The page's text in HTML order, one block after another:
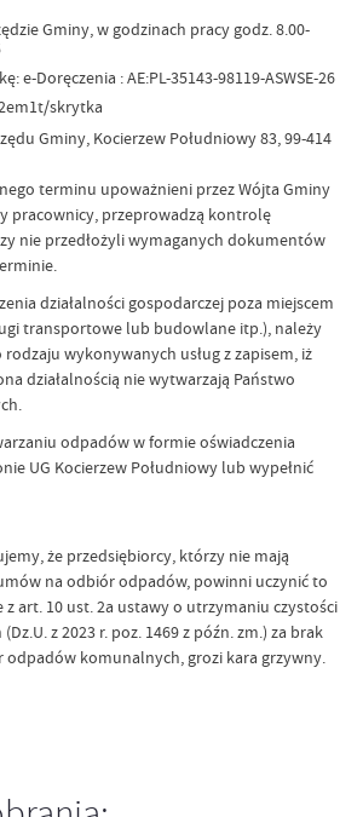
Gminy, w godzinach pracy godz. 8.00-
e-Doręczenia : AE:PL-35143-98119-ASWSE-26
skrytka
Gminy, Kocierzew Południowy 83, 99-414
terminu upoważnieni przez Wójta Gminy
pracownicy, przeprowadzą kontrolę
nie przedłożyli wymaganych dokumentów
działalności gospodarczej poza miejscem
transportowe lub budowlane itp.), należy
rodzaju wykonywanych usług z zapisem, iż
działalnością nie wytwarzają Państwo
odpadów w formie oświadczenia
UG Kocierzew Południowy lub wypełnić
że przedsiębiorcy, którzy nie mają
na odbiór odpadów, powinni uczynić to
z art. 10 ust. 2a ustawy o utrzymaniu czystości
z 2023 r. poz. 1469 z późn. zm.) za brak
odpadów komunalnych, grozi kara grzywny.